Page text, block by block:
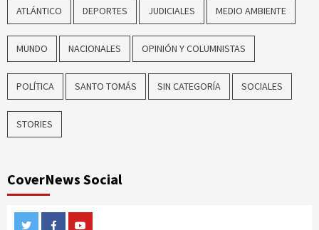
ATLÁNTICO DEPORTES JUDICIALES MEDIO AMBIENTE
MUNDO NACIONALES OPINIÓN Y COLUMNISTAS
POLÍTICA SANTO TOMÁS SIN CATEGORÍA SOCIALES
STORIES
CoverNews Social
TwitterFacebook